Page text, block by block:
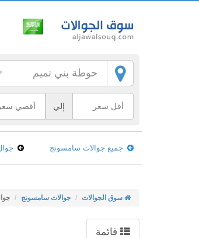
حوطة بني تميم
إلي
جميع جوالات سامسونج
سوق الجوالات جوالات سامسونج
قائمة